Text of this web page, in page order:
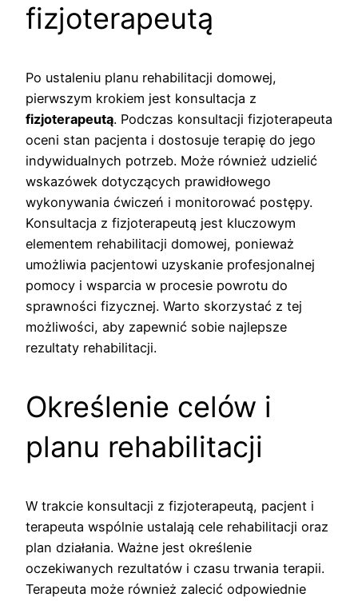
fizjoterapeutą
Po ustaleniu planu rehabilitacji domowej,
pierwszym krokiem jest konsultacja z
fizjoterapeutą. Podczas konsultacji fizjoterapeuta
oceni stan pacjenta i dostosuje terapię do jego
indywidualnych potrzeb. Może również udzielić
wskazówek dotyczących prawidłowego
wykonywania ćwiczeń i monitorować postępy.
Konsultacja z fizjoterapeutą jest kluczowym
elementem rehabilitacji domowej, ponieważ
umożliwia pacjentowi uzyskanie profesjonalnej
pomocy i wsparcia w procesie powrotu do
sprawności fizycznej. Warto skorzystać z tej
możliwości, aby zapewnić sobie najlepsze
rezultaty rehabilitacji.
Określenie celów i
planu rehabilitacji
W trakcie konsultacji z fizjoterapeutą, pacjent i
terapeuta wspólnie ustalają cele rehabilitacji oraz
plan działania. Ważne jest określenie
oczekiwanych rezultatów i czasu trwania terapii.
Terapeuta może również zalecić odpowiednie